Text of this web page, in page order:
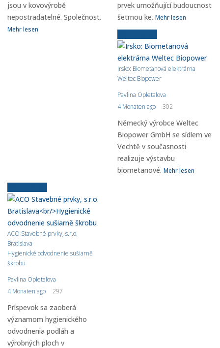
jsou v kovovýrobě
nepostradatelné. Společnost.
Mehr lesen
prvek umožňující budoucnost
šetrnou ke. Mehr lesen
Irsko: Biometanová elektrárna
Weltec Biopower
Pavlina Opletalova
4 Monaten ago
302
Německý výrobce Weltec
Biopower GmbH se sídlem ve
Vechtě v současnosti
realizuje výstavbu
biometanové. Mehr lesen
ACO Stavebné prvky, s.r.o.
Bratislava
Hygienické odvodnenie sušiarně
škrobu
Pavlina Opletalova
4 Monaten ago
297
Príspevok sa zaoberá
významom hygienického
odvodnenia podláh a
výrobných ploch v